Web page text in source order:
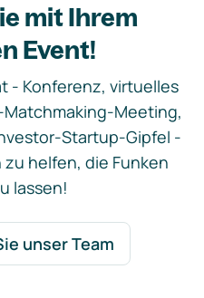
mit Ihrem
Event!
- Konferenz, virtuelles
Matchmaking-Meeting,
Startup-Gipfel -
helfen, die Funken
lassen!
unser Team